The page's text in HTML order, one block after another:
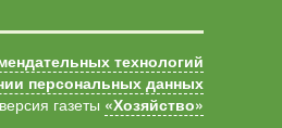
технологий
персональных данных
газеты «Хозяйство»